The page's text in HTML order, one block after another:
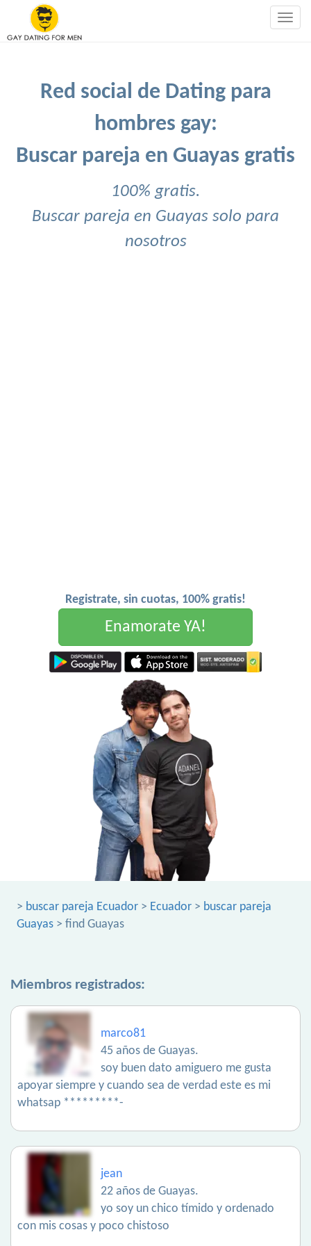
Red social de Dating para
hombres gay:
Buscar pareja en Guayas gratis
100% gratis.
Buscar pareja en Guayas solo para
nosotros
Registrate, sin cuotas, 100% gratis!
Enamorate YA!
> buscar pareja Ecuador > Ecuador > buscar pareja
Guayas > find Guayas
Miembros registrados:
marco81
45 años de Guayas.
soy buen dato amiguero me gusta
apoyar siempre y cuando sea de verdad este es mi
whatsap *********-
jean
22 años de Guayas.
yo soy un chico tímido y ordenado
con mis cosas y poco chistoso